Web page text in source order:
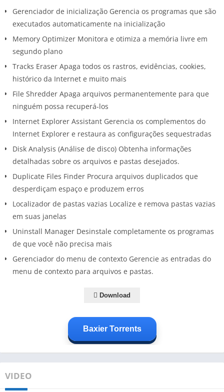
Gerenciador de inicialização Gerencia os programas que são
executados automaticamente na inicialização
Memory Optimizer Monitora e otimiza a memória livre em
segundo plano
Tracks Eraser Apaga todos os rastros, evidências, cookies,
histórico da Internet e muito mais
File Shredder Apaga arquivos permanentemente para que
ninguém possa recuperá-los
Internet Explorer Assistant Gerencia os complementos do
Internet Explorer e restaura as configurações sequestradas
Disk Analysis (Análise de disco) Obtenha informações
detalhadas sobre os arquivos e pastas desejados.
Duplicate Files Finder Procura arquivos duplicados que
desperdiçam espaço e produzem erros
Localizador de pastas vazias Localize e remova pastas vazias
em suas janelas
Uninstall Manager Desinstale completamente os programas
de que você não precisa mais
Gerenciador do menu de contexto Gerencie as entradas do
menu de contexto para arquivos e pastas.
Download
Baxier Torrents
VIDEO